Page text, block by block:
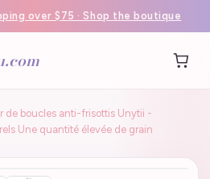
over $75 · Shop the boutique
de boucles anti-frisottis Unytii -
Une quantité élevée de grain